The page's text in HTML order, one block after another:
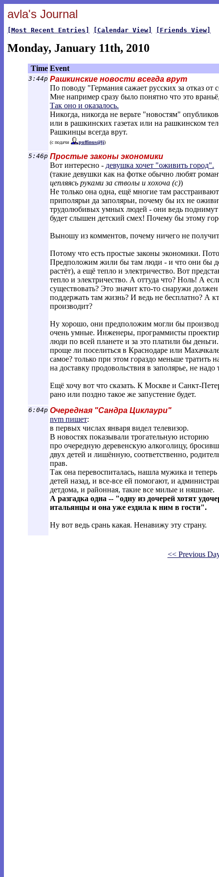
avla's Journal
[Most Recent Entries] [Calendar View] [Friends View]
Monday, January 11th, 2010
Time Event
3:44p Рашкинские новости всегда врут
По поводу "Германия сажает русских за отказ от
Мне например сразу было понятно что это
Так оно и оказалось.
Никогда, никогда не верьте "новостям"
или в рашкинских газетах или на рашкинском
Рашкинцы всегда врут.
(с подачи puffinus@lj)
5:46p Простые законы экономики
Вот интересно - девушка хочет "оживить город".
(такие девушки как на фотке обычно любят
цепляясь руками за стволы и хохоча (с))
Не только она одна, ещё многие там
приполярьи да заполярьи, почему бы их не
трудолюбивых умных людей - они ведь поднимут
будет слышен детский смех! Почему бы этому
Выношу из комментов, почему ничего не
Потому что есть простые законы экономики.
Предположим жили бы там люди - и что они бы
растёт), а ещё тепло и электричество. Вот
тепло и электричество. А оттуда что? Ноль! А
существовать? Это значит кто-то снаружи
поддержать там жизнь? И ведь не бесплатно? А
производит?
Ну хорошо, они предположим могли бы
очень умные. Инженеры, программисты
люди по всей планете и за это платили бы
проще ли поселиться в Краснодаре или
самое? только при этом гораздо меньше тратить
на доставку продовольствия в заполярье, не
Ещё хочу вот что сказать. К Москве и Санкт-
рано или поздно такое же запустение будет.
6:04p Очередная "Сандра Циклаури"
nvm пишет:
в первых числах января видел телевизор.
В новостях показывали трогательную историю
про очередную деревенскую алкоголицу,
двух детей и лишённую, соответственно,
прав.
Так она перевоспиталась, нашла мужика и теперь
детей назад, и все-все ей помогают, и
детдома, и районная, такие все милые и няшные.
А разгадка одна -- "одну из дочерей хотят
итальянцы и она уже ездила к ним в гости".
Ну вот ведь срань какая. Ненавижу эту страну.
<< Previous